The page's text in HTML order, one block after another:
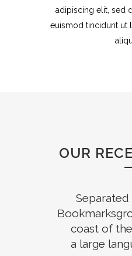
adipiscing elit, sed
euismod tincidunt ut
OUR
Separated
coast of
a large